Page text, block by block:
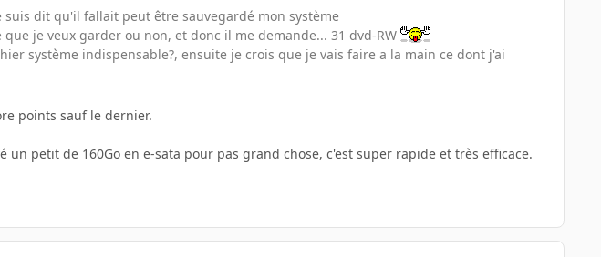
dit qu'il fallait peut être sauvegardé mon système
je veux garder ou non, et donc il me demande... 31 dvd-RW
système indispensable?, ensuite je crois que je vais faire a la main ce dont j'ai
points sauf le dernier.
petit de 160Go en e-sata pour pas grand chose, c'est super rapide et très efficace.